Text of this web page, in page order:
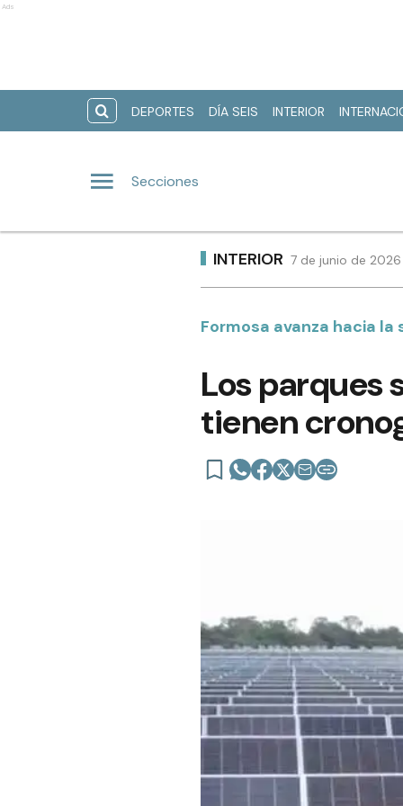
Ads
DEPORTES DÍA SEIS INTERIOR
Secciones
INTERIOR 7 de junio de
Formosa avanza hacia
Los parques
tienen